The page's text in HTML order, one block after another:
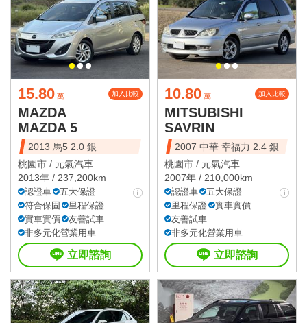
15.80 萬 加入比較
MAZDA
MAZDA 5
2013 馬5 2.0 銀
桃園市 / 元氣汽車
2013年 / 237,200km
認證車
五大保證
符合保固
里程保證
實車實價
友善試車
非多元化營業用車
立即諮詢
10.80 萬 加入比較
MITSUBISHI
SAVRIN
2007 中華 幸福力 2.4 銀
桃園市 / 元氣汽車
2007年 / 210,000km
認證車
五大保證
里程保證
實車實價
友善試車
非多元化營業用車
立即諮詢